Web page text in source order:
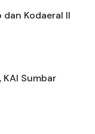
dan Kodaeral II
KAI Sumbar